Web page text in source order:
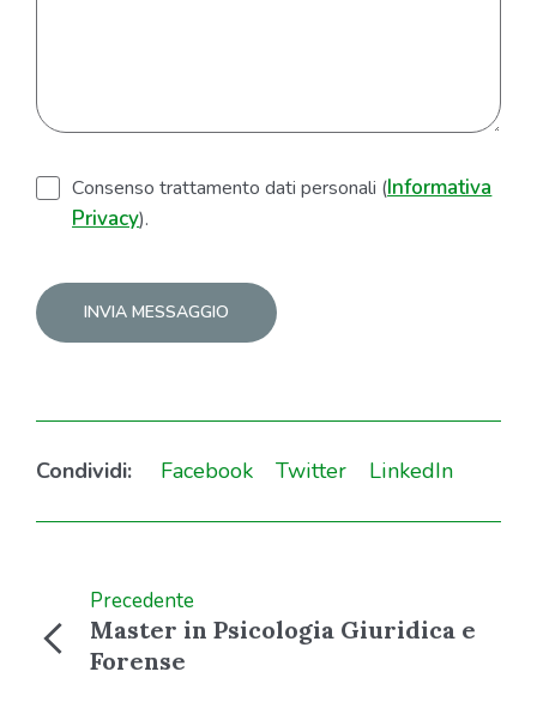
Consenso trattamento dati personali (Informativa
Privacy).
Condividi: Facebook Twitter LinkedIn
Precedente
Master in Psicologia Giuridica e
Forense